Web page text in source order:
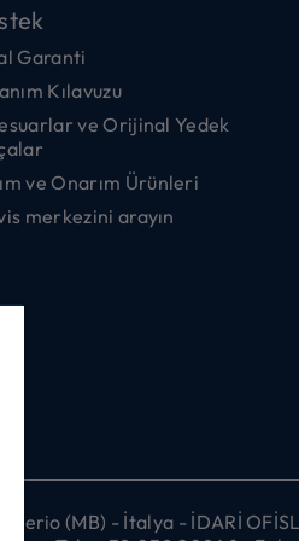
Garanti
Kılavuzu
ve Orijinal Yedek
ve Onarım Ürünleri
merkezini arayın
(MB) - İtalya - İDARİ